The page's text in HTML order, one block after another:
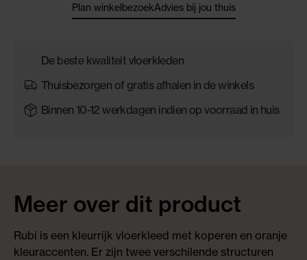
Plan winkelbezoekAdvies bij jou thuis
De beste kwaliteit vloerkleden
Thuisbezorgen of gratis afhalen in de winkels
Binnen 10-12 werkdagen indien op voorraad in huis
Meer over dit product
Rubi is een kleurrijk vloerkleed met koperen en oranje
kleuraccenten. Er zijn twee verschilende structuren